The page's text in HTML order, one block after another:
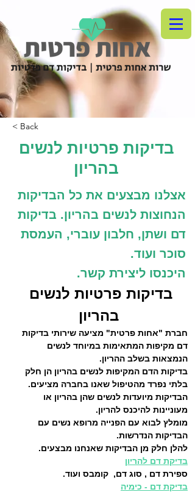
< Back
בדיקות פרטיות לנשים
בהריון
אצלנו מבצעים את כל הבדיקות
הנחוצות לנשים בהריון. בדיקות
דם ושתן, חלבון עוברי, העמסת
סוכר ועוד.
היכנסו ליצירת קשר.
בדיקות פרטיות לנשים
בהריון
חברת "אחות פרטית" מציעה שירותי בדיקות
דם מקיפות המתאימות במיוחד לנשים
הנמצאות בשלב ההריון.
בדיקות הדם המקיפות לנשים בהריון הן חלק
בלתי נפרד מהטיפול שאנו בחברה מציעים.
הבדיקות מיועדות לנשים שהן בהריון או
מעוניינות להיכנס להריון.
מומלץ לבוא עם הפנייה מרופא נשים עם
הבדיקות הנדרשות.
להלן חלק מן הבדיקות שאנחנו מבצעים.
בדיקת דם להריון
ספירת דם , סוג דם,  קומבס ועוד.
בדיקת דם - כימיה